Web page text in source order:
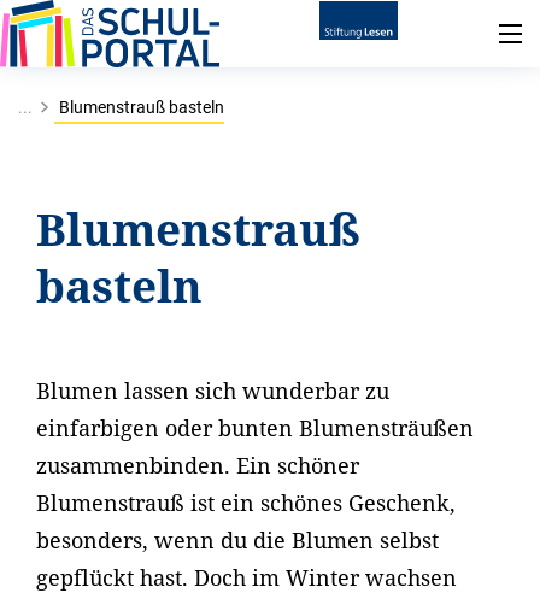
... Blumenstrauß basteln
Blumenstrauß
basteln
Blumen lassen sich wunderbar zu
einfarbigen oder bunten Blumensträußen
zusammenbinden. Ein schöner
Blumenstrauß ist ein schönes Geschenk,
besonders, wenn du die Blumen selbst
gepflückt hast. Doch im Winter wachsen